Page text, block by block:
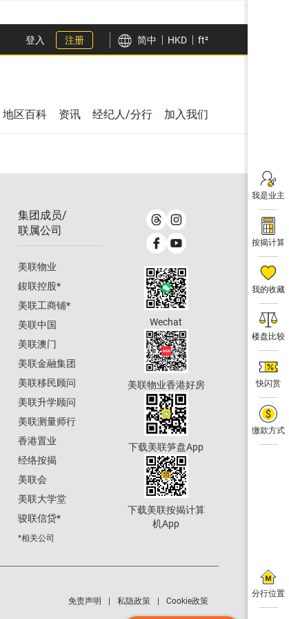
登入 注册 简中 HKD ft²
我是业主
按揭计算
我的收藏
楼盘比较
快闪赏
缴款方式
分行位置
地区百科 资讯 经纪人/分行 加入我们
集团成员/
联属公司
美联物业
鋑联控股*
美联工商铺*
美联中国
美联澳门
美联金融集团
美联移民顾问
美联升学顾问
美联测量师行
香港置业
经络按揭
美联会
美联大学堂
骏联信贷*
*相关公司
Wechat
美联物业香港好房
下载美联笋盘App
下载美联按揭计算
机App
免责声明 私隐政策 Cookie政策